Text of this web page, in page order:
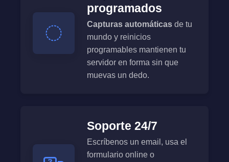
programados
Capturas automáticas de tu
mundo y reinicios
programables mantienen tu
servidor en forma sin que
muevas un dedo.
Soporte 24/7
Escríbenos un email, usa el
formulario online o